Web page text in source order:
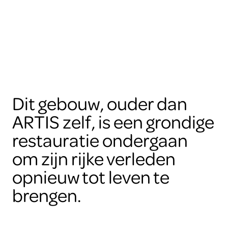
Dit gebouw, ouder dan
ARTIS zelf, is een grondige
restauratie ondergaan
om zijn rijke verleden
opnieuw tot leven te
brengen.